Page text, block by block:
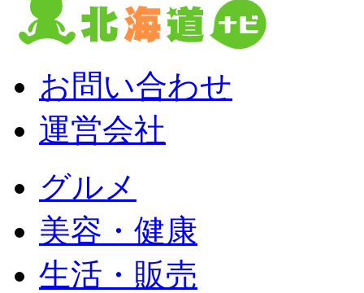
お問い合わせ
運営会社
グルメ
美容・健康
生活・販売